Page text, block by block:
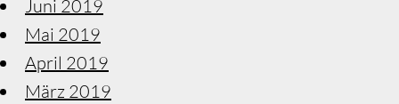
Juni 2019
Mai 2019
April 2019
März 2019